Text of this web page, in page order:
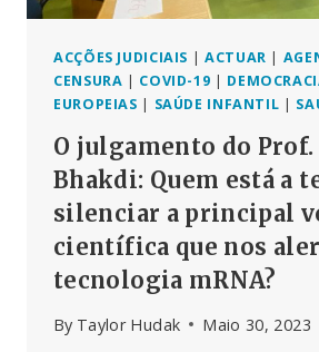
ACÇÕES JUDICIAIS | ACTUAR |
CENSURA | COVID-19 |
EUROPEIAS | SAÚDE INFANTIL |
O julgamento do
Bhakdi: Quem está a
silenciar a principal
científica que nos
tecnologia mRNA?
By Taylor Hudak Maio 30, 2023